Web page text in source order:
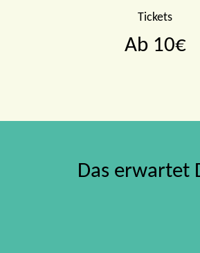
Tickets
Ab 10€
Das erwartet